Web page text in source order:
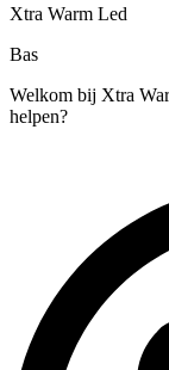
Xtra Warm Led
Bas
Welkom bij Xtra
helpen?